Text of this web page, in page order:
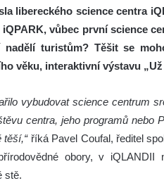
libereckého science centra
vůbec první science
nadělí turistům? Těšit se
věku, interaktivní výstavu
vybudovat science centrum
centra, jeho programů nebo
těší,“říká Pavel Coufal, ředitel
obory, v
stě.